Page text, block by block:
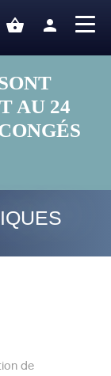
shopping_basket person
AU 24
de